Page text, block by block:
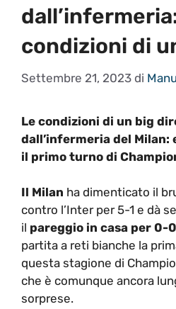
condizioni di
Settembre 21, 2023 di
Le condizioni di un big
dall’infermeria del Milan:
il primo turno di
Il Milan ha dimenticato il
contro l’Inter per 5-1 e dà
il pareggio in casa per 0-
partita a reti bianche la
questa stagione di
che è comunque ancora
sorprese.